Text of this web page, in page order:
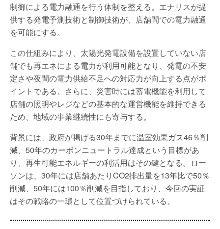
制御による電力融通を行う体制を整える。エナリスが提
供する発電予測技術と制御技術が、店舗間での電力融通
を可能にする。
この仕組みにより、太陽光発電設備を設置していない店
舗でも再エネによる電力が利用可能となり、発電の不安
定さや夜間の電力供給不足への対応力が向上する点がポ
イントである。さらに、災害時には蓄電機能を利用して
店舗の照明やレジなどの基本的な運営機能を維持できる
ため、地域の事業継続性にも寄与する。
背景には、政府が掲げる30年までに温室効果ガス46％削
減、50年のカーボンニュートラル達成という目標があ
り、再生可能エネルギーの利活用はその鍵となる。ロー
ソンは、30年には店舗あたりCO2排出量を13年比で50％
削減、50年には100％削減を目指しており、今回の実証
はその戦略の一環として位置づけられている。